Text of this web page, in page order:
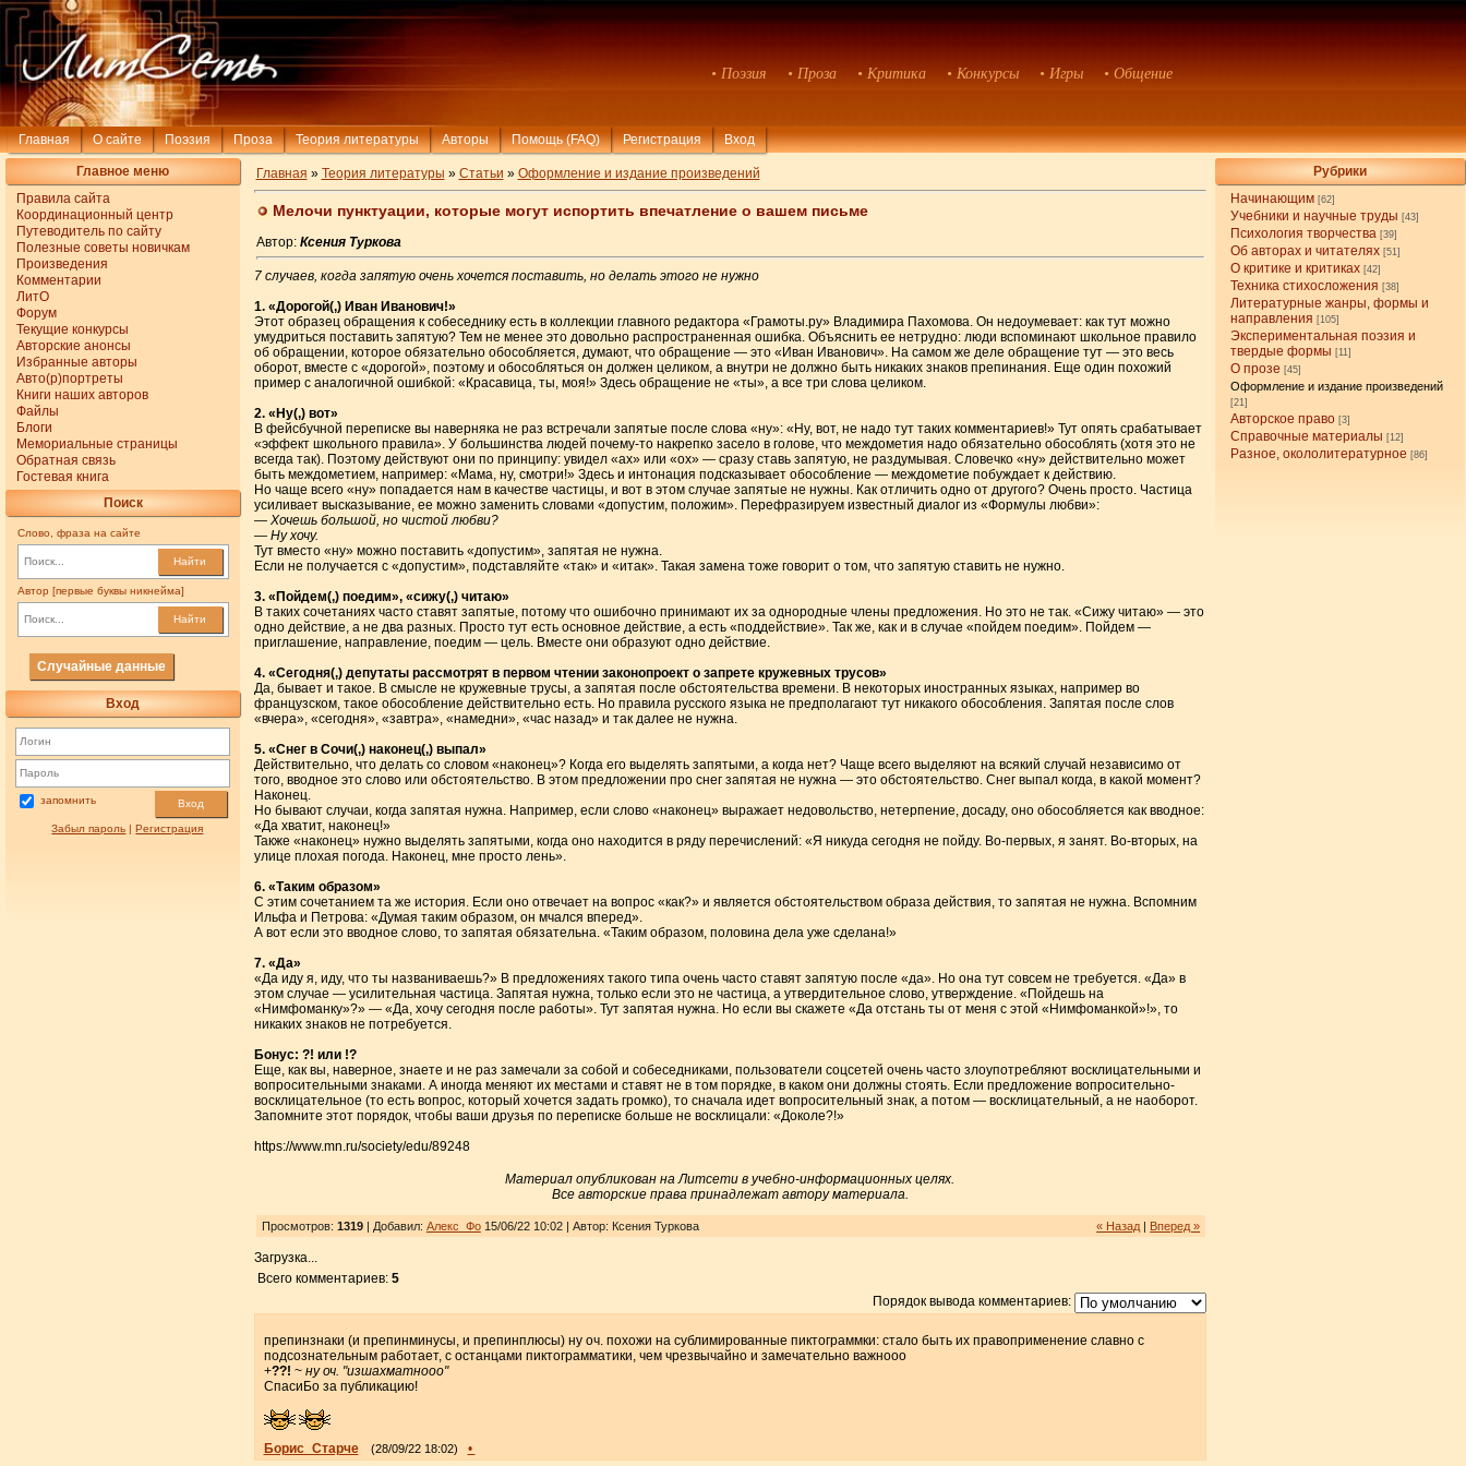
• Поэзия • Проза • Критика • Конкурсы • Игры • Общение
Главная О сайте Поэзия Проза Теория литературы Авторы Помощь (FAQ) Регистрация Вход
Главное меню
Правила сайта
Координационный центр
Путеводитель по сайту
Полезные советы новичкам
Произведения
Комментарии
ЛитО
Форум
Текущие конкурсы
Авторские анонсы
Избранные авторы
Авто(р)портреты
Книги наших авторов
Файлы
Блоги
Мемориальные страницы
Обратная связь
Гостевая книга
Поиск
Слово, фраза на сайте
Найти
Автор [первые буквы никнейма]
Найти
Случайные данные
Вход
запомнить Вход
Забыл пароль |Регистрация
Рубрики
Начинающим [62]
Учебники и научные труды [43]
Психология творчества [39]
Об авторах и читателях [51]
О критике и критиках [42]
Техника стихосложения [38]
Литературные жанры, формы и
направления [105]
Экспериментальная поэзия и
твердые формы [11]
О прозе [45]
Оформление и издание произведений
[21]
Авторское право [3]
Справочные материалы [12]
Разное, окололитературное [86]
Главная » Теория литературы » Статьи » Оформление и издание произведений
Мелочи пунктуации, которые могут испортить впечатление о вашем письме
Автор: Ксения Туркова
7 случаев, когда запятую очень хочется поставить, но делать этого не нужно
1. «Дорогой(,) Иван Иванович!»
Этот образец обращения к собеседнику есть в коллекции главного редактора «Грамоты.ру» Владимира Пахомова. Он недоумевает: как тут можно
умудриться поставить запятую? Тем не менее это довольно распространенная ошибка. Объяснить ее нетрудно: люди вспоминают школьное правило
об обращении, которое обязательно обособляется, думают, что обращение — это «Иван Иванович». На самом же деле обращение тут — это весь
оборот, вместе с «дорогой», поэтому и обособляться он должен целиком, а внутри не должно быть никаких знаков препинания. Еще один похожий
пример с аналогичной ошибкой: «Красавица, ты, моя!» Здесь обращение не «ты», а все три слова целиком.
2. «Ну(,) вот»
В фейсбучной переписке вы наверняка не раз встречали запятые после слова «ну»: «Ну, вот, не надо тут таких комментариев!» Тут опять срабатывает
«эффект школьного правила». У большинства людей почему-то накрепко засело в голове, что междометия надо обязательно обособлять (хотя это не
всегда так). Поэтому действуют они по принципу: увидел «ах» или «ох» — сразу ставь запятую, не раздумывая. Словечко «ну» действительно может
быть междометием, например: «Мама, ну, смотри!» Здесь и интонация подсказывает обособление — междометие побуждает к действию.
Но чаще всего «ну» попадается нам в качестве частицы, и вот в этом случае запятые не нужны. Как отличить одно от другого? Очень просто. Частица
усиливает высказывание, ее можно заменить словами «допустим, положим». Перефразируем известный диалог из «Формулы любви»:
— Хочешь большой, но чистой любви?
— Ну хочу.
Тут вместо «ну» можно поставить «допустим», запятая не нужна.
Если не получается с «допустим», подставляйте «так» и «итак». Такая замена тоже говорит о том, что запятую ставить не нужно.
3. «Пойдем(,) поедим», «сижу(,) читаю»
В таких сочетаниях часто ставят запятые, потому что ошибочно принимают их за однородные члены предложения. Но это не так. «Сижу читаю» — это
одно действие, а не два разных. Просто тут есть основное действие, а есть «поддействие». Так же, как и в случае «пойдем поедим». Пойдем —
приглашение, направление, поедим — цель. Вместе они образуют одно действие.
4. «Сегодня(,) депутаты рассмотрят в первом чтении законопроект о запрете кружевных трусов»
Да, бывает и такое. В смысле не кружевные трусы, а запятая после обстоятельства времени. В некоторых иностранных языках, например во
французском, такое обособление действительно есть. Но правила русского языка не предполагают тут никакого обособления. Запятая после слов
«вчера», «сегодня», «завтра», «намедни», «час назад» и так далее не нужна.
5. «Снег в Сочи(,) наконец(,) выпал»
Действительно, что делать со словом «наконец»? Когда его выделять запятыми, а когда нет? Чаще всего выделяют на всякий случай независимо от
того, вводное это слово или обстоятельство. В этом предложении про снег запятая не нужна — это обстоятельство. Снег выпал когда, в какой момент?
Наконец.
Но бывают случаи, когда запятая нужна. Например, если слово «наконец» выражает недовольство, нетерпение, досаду, оно обособляется как вводное:
«Да хватит, наконец!»
Также «наконец» нужно выделять запятыми, когда оно находится в ряду перечислений: «Я никуда сегодня не пойду. Во-первых, я занят. Во-вторых, на
улице плохая погода. Наконец, мне просто лень».
6. «Таким образом»
С этим сочетанием та же история. Если оно отвечает на вопрос «как?» и является обстоятельством образа действия, то запятая не нужна. Вспомним
Ильфа и Петрова: «Думая таким образом, он мчался вперед».
А вот если это вводное слово, то запятая обязательна. «Таким образом, половина дела уже сделана!»
7. «Да»
«Да иду я, иду, что ты названиваешь?» В предложениях такого типа очень часто ставят запятую после «да». Но она тут совсем не требуется. «Да» в
этом случае — усилительная частица. Запятая нужна, только если это не частица, а утвердительное слово, утверждение. «Пойдешь на
«Нимфоманку»?» — «Да, хочу сегодня после работы». Тут запятая нужна. Но если вы скажете «Да отстань ты от меня с этой «Нимфоманкой»!», то
никаких знаков не потребуется.
Бонус: ?! или !?
Еще, как вы, наверное, знаете и не раз замечали за собой и собеседниками, пользователи соцсетей очень часто злоупотребляют восклицательными и
вопросительными знаками. А иногда меняют их местами и ставят не в том порядке, в каком они должны стоять. Если предложение вопросительно-
восклицательное (то есть вопрос, который хочется задать громко), то сначала идет вопросительный знак, а потом — восклицательный, а не наоборот.
Запомните этот порядок, чтобы ваши друзья по переписке больше не восклицали: «Доколе?!»
https://www.mn.ru/society/edu/89248
Материал опубликован на Литсети в учебно-информационных целях.
Все авторские права принадлежат автору материала.
« Назад | Вперед »
Просмотров: 1319| Добавил: Алекс_Фо15/06/22 10:02 | Автор: Ксения Туркова
Загрузка...
Всего комментариев: 5
Порядок вывода комментариев:
препинзнаки (и препинминусы, и препинплюсы) ну оч. похожи на сублимированные пиктограммки: стало быть их правоприменение славно с
подсознательным работает, с останцами пиктограмматики, чем чрезвычайно и замечательно важнооо
+??! ~ ну оч. "изшахматнооо"
СпасиБо за публикацию!
Борис_Старче (28/09/22 18:02) •